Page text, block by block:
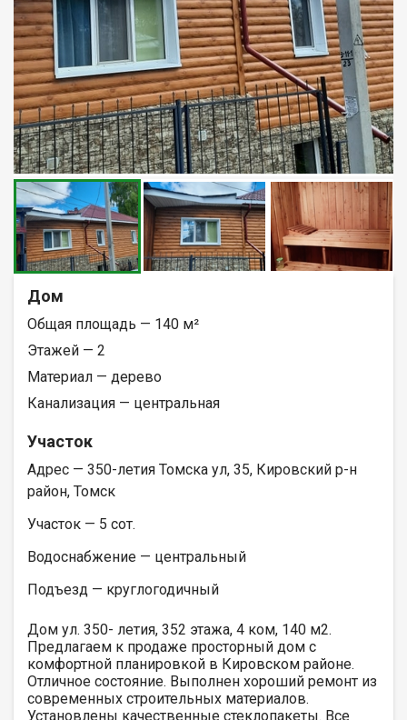
Дом
Общая площадь — 140 м²
Этажей — 2
Материал — дерево
Канализация — центральная
Участок
Адрес — 350-летия Томска ул, 35, Кировский р-н
район, Томск
Участок — 5 сот.
Водоснабжение — центральный
Подъезд — круглогодичный
Дом ул. 350- летия, 352 этажа, 4 ком, 140 м2.
Предлагаем к продаже просторный дом с
комфортной планировкой в Кировском районе.
Отличное состояние. Выполнен хороший ремонт из
современных строительных материалов.
Установлены качественные стеклопакеты. Все